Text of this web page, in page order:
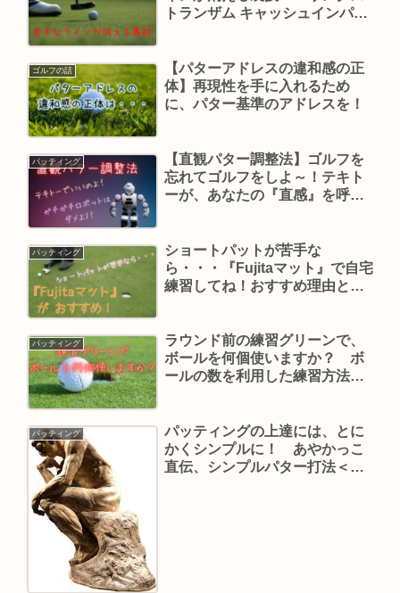
トランザム キャッシュインパタ
ゴルフの話
【パターアドレスの違和感の正
体】再現性を手に入れるため
に、パター基準のアドレスを！
パッティング
【直観パター調整法】ゴルフを
忘れてゴルフをしよ～！テキト
ーが、あなたの『直感』を呼び
パッティング
ショートパットが苦手な
ら・・・『Fujitaマット』で自宅
練習してね！おすすめ理由と練
パッティング
ラウンド前の練習グリーンで、
ボールを何個使いますか？ ボ
ールの数を利用した練習方法を
パッティング
パッティングの上達には、とに
かくシンプルに！ あやかっこ
直伝、シンプルパター打法＜第